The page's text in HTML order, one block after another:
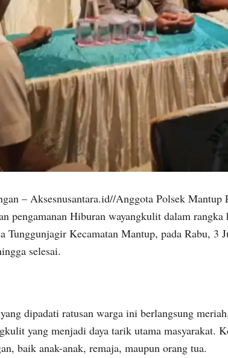
– Aksesnusantara.id//Anggota Polsek Mantup
pengamanan Hiburan wayangkulit dalam rangka
Tunggunjagir Kecamatan Mantup, pada Rabu, 3
selesai.
dipadati ratusan warga ini berlangsung
yang menjadi daya tarik utama masyarakat.
baik anak-anak, remaja, maupun orang tua.